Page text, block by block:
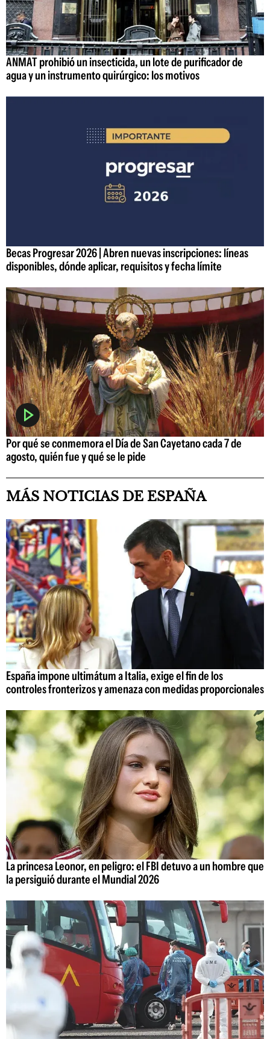
ANMAT prohibió un insecticida, un lote de purificador de
agua y un instrumento quirúrgico: los motivos
Becas Progresar 2026 | Abren nuevas inscripciones: líneas
disponibles, dónde aplicar, requisitos y fecha límite
Por qué se conmemora el Día de San Cayetano cada 7 de
agosto, quién fue y qué se le pide
MÁS NOTICIAS DE ESPAÑA
España impone ultimátum a Italia, exige el fin de los
controles fronterizos y amenaza con medidas proporcionales
La princesa Leonor, en peligro: el FBI detuvo a un hombre que
la persiguió durante el Mundial 2026